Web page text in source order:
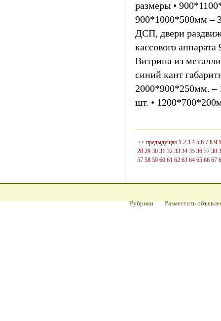
размеры •
900*1000*500мм –
ДСП, двери
кассового
Витрина из
синий кант
2000*900*250мм. –
шт. •
<< предыдущая 1 2 3 4 5 6 7 8 9
28 29 30 31 32 33 34 35 36 37 38
57 58 59 60 61 62 63 64 65 66 67
Рубрики Разместить